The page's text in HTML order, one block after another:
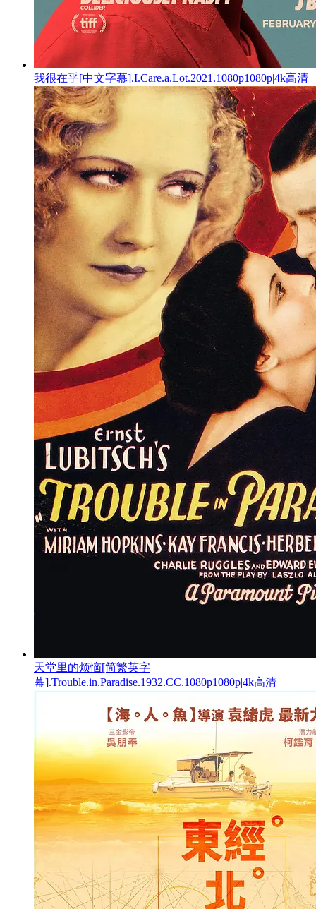
我很在乎[中文字幕].I.Care.a.Lot.2021.1080p1080p|4k高清
天堂里的烦恼[简繁英字
幕].Trouble.in.Paradise.1932.CC.1080p1080p|4k高清